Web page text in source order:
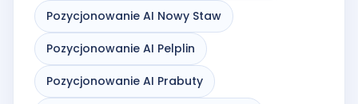
Pozycjonowanie AI Nowy Staw
Pozycjonowanie AI Pelplin
Pozycjonowanie AI Prabuty